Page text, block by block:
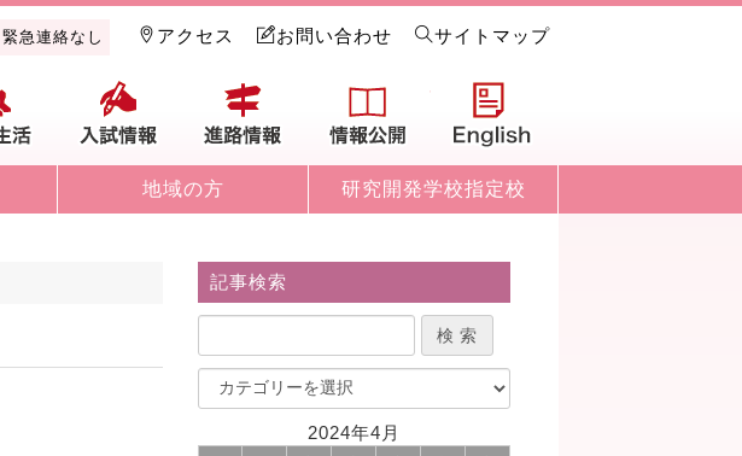
緊急連絡なし アクセス お問い合わせ サイトマップ
学校生活 入試情報 進路情報 情報公開
地域の方 研究開発学校指定校
記事検索
2024年4月